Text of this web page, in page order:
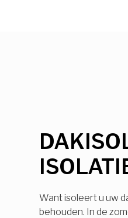
Want isoleert u uw
behouden. In de